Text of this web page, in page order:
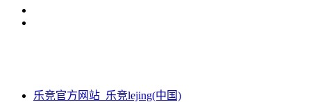
乐竞官方网站_乐竞lejing(中国)